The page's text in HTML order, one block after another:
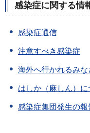
感染症に関する情
感染症通信
注意すべき感染症
海外へ行かれるみな
はしか（麻しん）に
感染症集団発生の報